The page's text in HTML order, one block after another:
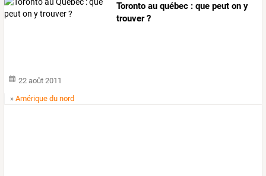
Toronto au québec : que peut on y
trouver ?
22 août 2011
»Amérique du nord